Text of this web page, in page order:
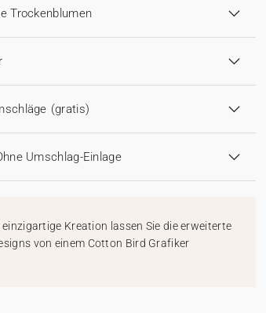
Trockenblumen
(gratis)
Umschlag-Einlage
einzigartige Kreation lassen Sie die erweiterte
von einem Cotton Bird Grafiker